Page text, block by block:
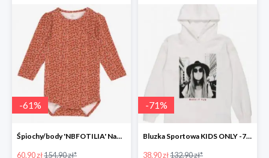
-61%
Śpiochy/body 'NBFOTILIA' Name It -62%
60.90 zł154.90 zł*
-71%
Bluzka Sportowa KIDS ONLY -71%
38.90 zł132.90 zł*